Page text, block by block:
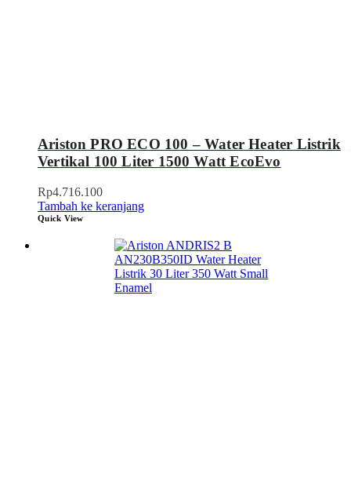
Ariston PRO ECO 100 – Water Heater Listrik
Vertikal 100 Liter 1500 Watt EcoEvo
Rp4.716.100
Tambah ke keranjang
Quick View